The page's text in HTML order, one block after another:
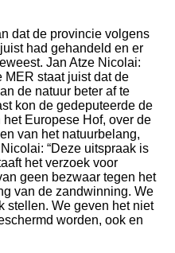
dat de provincie volgens
had gehandeld en er
Jan Atze Nicolai:
MER staat juist dat de
de natuur beter af te
kon de gedeputeerde de
Europese Hof, over de
van het natuurbelang,
“Deze uitspraak is
het verzoek voor
geen bezwaar tegen het
van de zandwinning. We
stellen. We geven het niet
worden, ook en